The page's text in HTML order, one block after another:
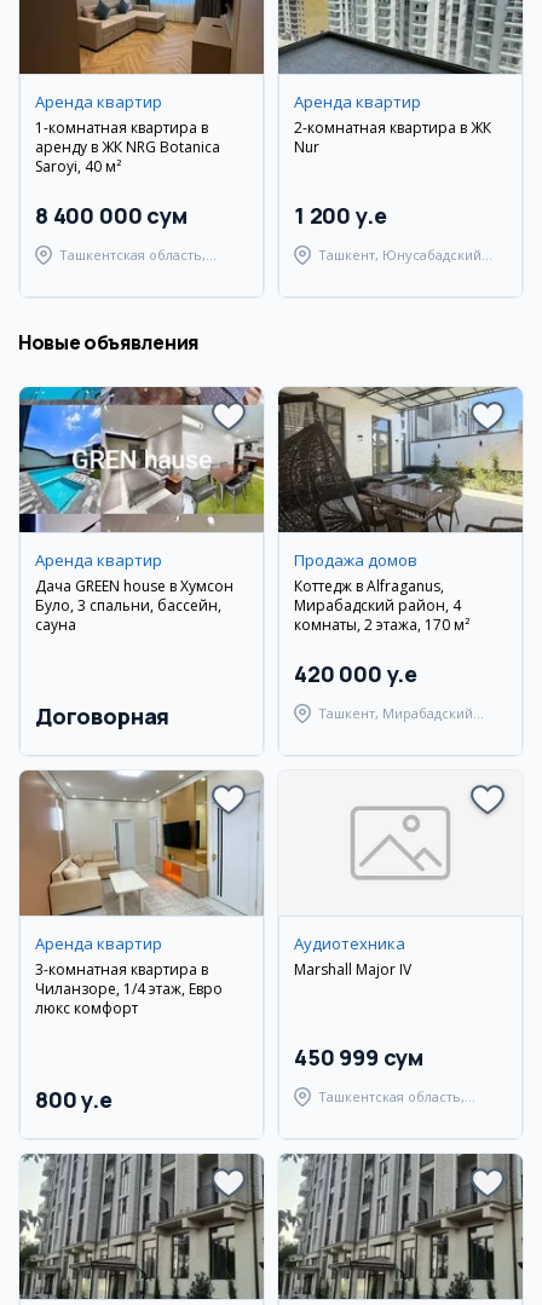
Аренда квартир
1-комнатная квартира в
аренду в ЖК NRG Botanica
Saroyi, 40 м²
8 400 000 сум
Ташкентская область,
Аренда квартир
2-комнатная квартира в ЖК
Nur
1 200 y.e
Ташкент, Юнусабадский
Новые объявления
Аренда квартир
Дача GREEN house в Хумсон
Булоқ, 3 спальни, бассейн,
сауна
Договорная
Продажа домов
Коттедж в Alfraganus,
Мирабадский район, 4
комнаты, 2 этажа, 170 м²
420 000 y.e
Ташкент, Мирабадский
Аренда квартир
3-комнатная квартира в
Чиланзоре, 1/4 этаж, Евро
люкс комфорт
800 y.e
Аудиотехника
Marshall Major IV
450 999 сум
Ташкентская область,